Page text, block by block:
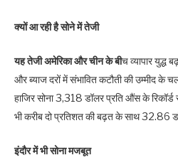
क्यों आ रही है सोने में तेजी
यह तेजी अमेरिका और चीन के बीच व्यापार युद्ध
और ब्याज दरों में संभावित कटौती की उम्मीद के
हाजिर सोना 3,318 डॉलर प्रति औंस के रिकॉर्ड
भी करीब दो प्रतिशत की बढ़त के साथ 32.86
इंदौर में भी सोना मजबूत